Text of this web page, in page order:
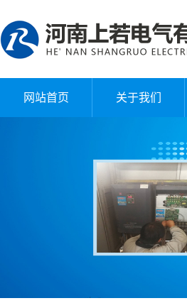
网站首页 关于我们
企业文化